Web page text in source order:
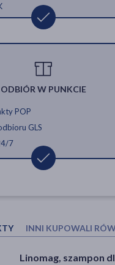
ODBIÓR W PUNKCIE
POP
GLS
7
INNI KUPOWALI
Linomag, szampon
Skarb Matki,